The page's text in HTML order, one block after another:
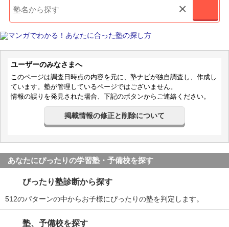
×
ユーザーのみなさまへ
このページは調査日時点の内容を元に、塾ナビが独自調査し、作成し
ています。塾が管理しているページではございません。
情報の誤りを発見された場合、下記のボタンからご連絡ください。
掲載情報の修正と削除について
あなたにぴったりの学習塾・予備校を探す
ぴったり塾診断から探す
512のパターンの中からお子様にぴったりの塾を判定します。
塾、予備校を探す